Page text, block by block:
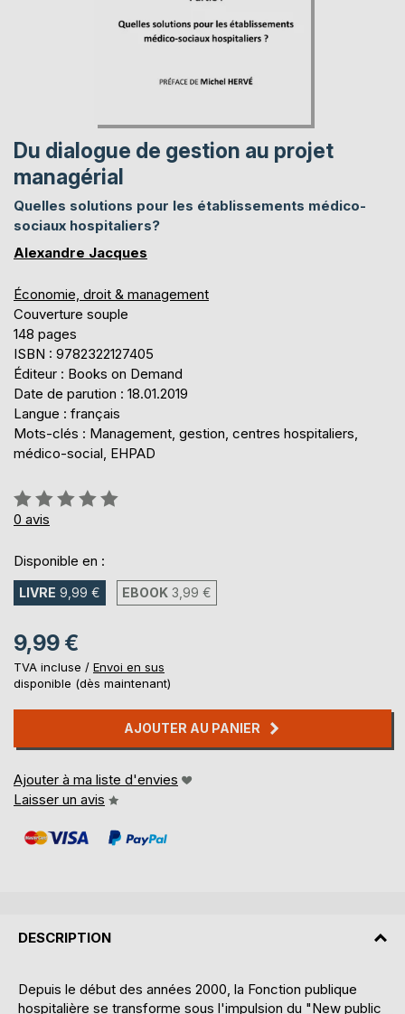
Du dialogue de gestion au projet
managérial
Quelles solutions pour les établissements médico-
sociaux hospitaliers?
Alexandre Jacques
Économie, droit & management
Couverture souple
148 pages
ISBN : 9782322127405
Éditeur : Books on Demand
Date de parution : 18.01.2019
Langue : français
Mots-clés : Management, gestion, centres hospitaliers,
médico-social, EHPAD
Évaluation:
0%
0 avis
Disponible en :
LIVRE 9,99 € EBOOK 3,99 €
9,99 €
TVA incluse / Envoi en sus
disponible (dès maintenant)
AJOUTER AU PANIER
Ajouter à ma liste d'envies
Laisser un avis
DESCRIPTION
Depuis le début des années 2000, la Fonction publique
hospitalière se transforme sous l'impulsion du "New public